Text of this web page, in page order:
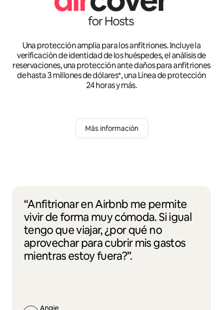
Una protección amplia para los anfitriones. Incluye la
verificación de identidad de los huéspedes, el análisis de
reservaciones, una protección ante daños para anfitriones
de hasta 3 millones de dólares*, una Línea de protección
24 horas y más.
Más información
“Anfitrionar en Airbnb me permite
vivir de forma muy cómoda. Si igual
tengo que viajar, ¿por qué no
aprovechar para cubrir mis gastos
mientras estoy fuera?”.
Angie